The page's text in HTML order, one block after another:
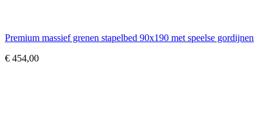
Premium massief grenen stapelbed 90x190 met speelse gordijnen
€ 454,00